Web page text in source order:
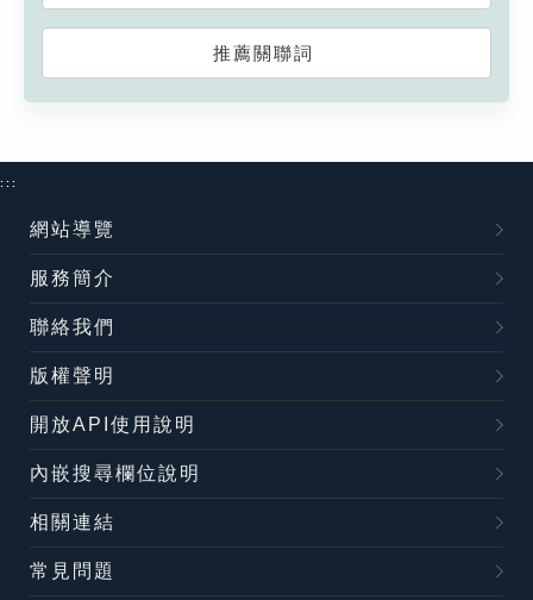
推薦關聯詞
:::
網站導覽
服務簡介
聯絡我們
版權聲明
開放API使用說明
內嵌搜尋欄位說明
相關連結
常見問題